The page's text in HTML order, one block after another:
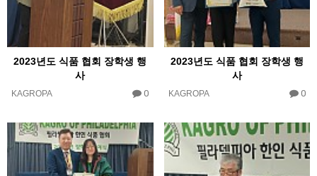
2023년도 식품 협회 장학생 행
사
KAGROPA 0
2023년도 식품 협회 장학생 행
사
KAGROPA 0